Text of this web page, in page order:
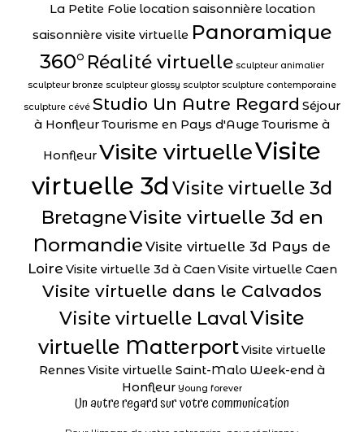
La Petite Folie location saisonnière location
saisonnière visite virtuelle Panoramique
360° Réalité virtuelle sculpteur animalier
sculpteur bronze sculpteur glossy sculptor sculpture contemporaine
sculpture cévé Studio Un Autre Regard Séjour
à HonfleurTourisme en Pays d'AugeTourisme à
HonfleurVisite virtuelleVisite
virtuelle 3d Visite virtuelle 3d
BretagneVisite virtuelle 3d en
Normandie Visite virtuelle 3d Pays de
Loire Visite virtuelle 3d à CaenVisite virtuelle Caen
Visite virtuelle dans le Calvados
Visite virtuelle LavalVisite
virtuelle MatterportVisite virtuelle
Rennes Visite virtuelle Saint-Malo Week-end à
Honfleur Young forever
Un autre regard sur votre communication